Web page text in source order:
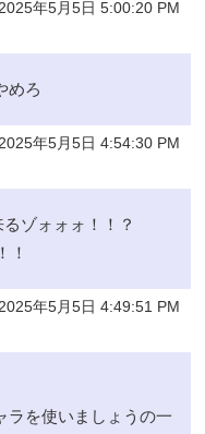
年5月5日 5:00:20 PM
めろ
年5月5日 4:54:30 PM
ゾォォォ！！？
！
年5月5日 4:49:51 PM
ラを使いましょうの一